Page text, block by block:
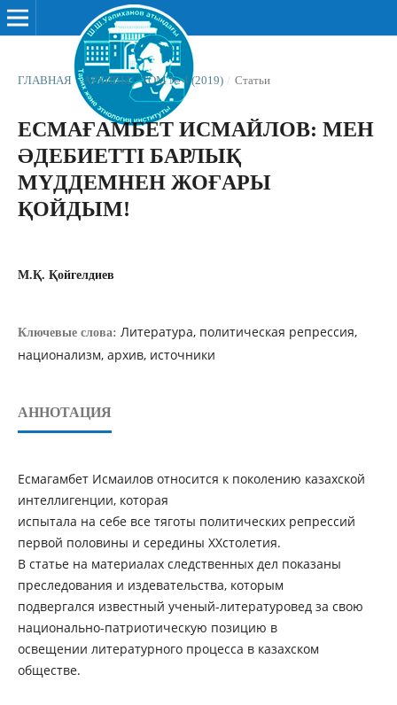
ГЛАВНАЯ / АРХИВЫ / ТОМ № 4 (2019) / Статьи
ЕСМАҒАМБЕТ ИСМАЙЛОВ: МЕН
ƏДЕБИЕТТІ БАРЛЫҚ
МҮДДЕМНЕН ЖОҒАРЫ
ҚОЙДЫМ!
М.Қ. Қойгелдиев
Ключевые слова: Литература, политическая репрессия,
национализм, архив, источники
АННОТАЦИЯ
Есмагамбет Исмаилов относится к поколению казахской
интеллигенции, которая
испытала на себе все тяготы политических репрессий
первой половины и середины XXстолетия.
В статье на материалах следственных дел показаны
преследования и издевательства, которым
подвергался известный ученый-литературовед за свою
национально-патриотическую позицию в
освещении литературного процесса в казахском
обществе.